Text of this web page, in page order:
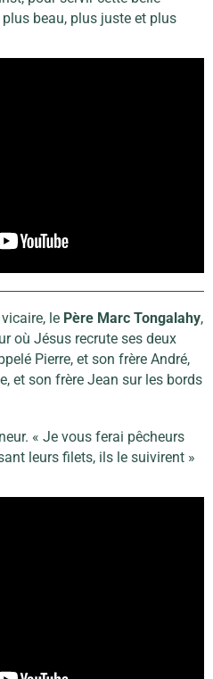
beau, plus juste et plus
le Père Marc Tongalahy,
où Jésus recrute ses deux
Pierre, et son frère André,
et son frère Jean sur les bords
« Je vous ferai pêcheurs
leurs filets, ils le suivirent »